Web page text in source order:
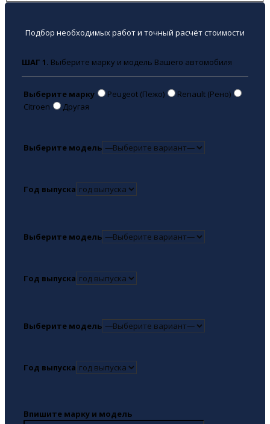
Подбор необходимых работ и точный расчёт стоимости
ШАГ 1. Выберите марку и модель Вашего автомобиля
Выберите марку Peugeot (Пежо)
Renault (Рено)
Citroen
Другая
Выберите модель
Год выпуска
Выберите модель
Год выпуска
Выберите модель
Год выпуска
Впишите марку и модель